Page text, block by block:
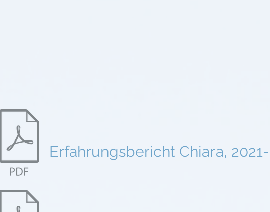
Erfahrungsbericht Chiara,